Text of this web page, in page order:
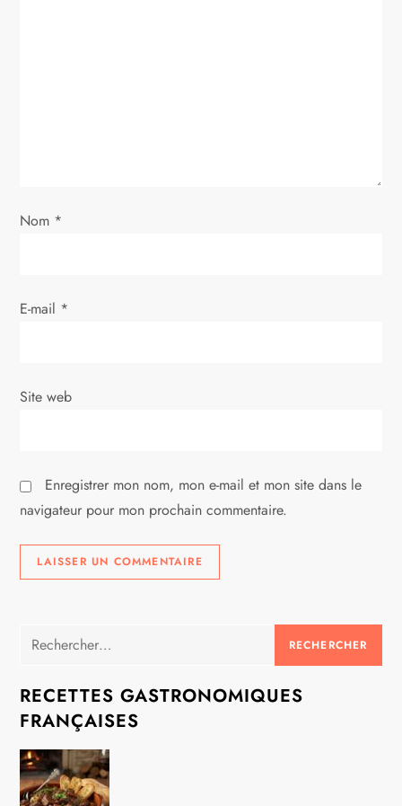
’
r
i
l
e
Nom *
E-mail *
Site web
Enregistrer mon nom, mon e-mail et mon site dans le
navigateur pour mon prochain commentaire.
Rechercher :
RECETTES GASTRONOMIQUES
FRANÇAISES